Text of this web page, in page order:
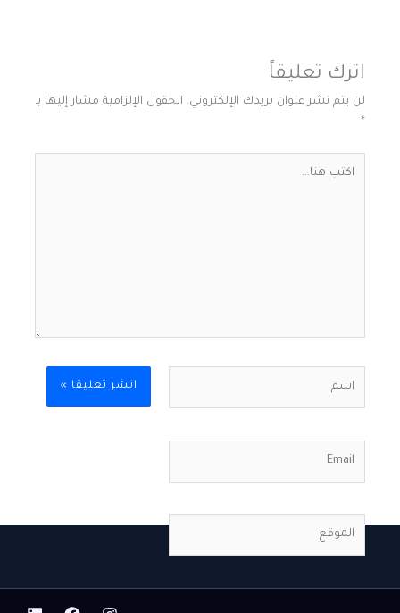
اترك تعليقاً
لن يتم نشر عنوان بريدك الإلكتروني. الحقول الإلزامية مشار إليها بـ
*
الموقع